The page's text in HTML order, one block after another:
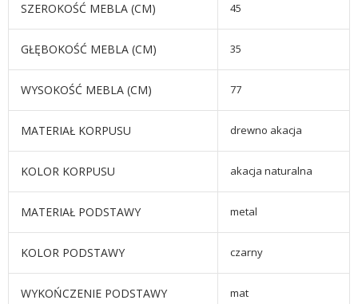
SZEROKOŚĆ MEBLA (CM) 45
GŁĘBOKOŚĆ MEBLA (CM) 35
WYSOKOŚĆ MEBLA (CM) 77
MATERIAŁ KORPUSU drewno akacja
KOLOR KORPUSU akacja naturalna
MATERIAŁ PODSTAWY metal
KOLOR PODSTAWY czarny
WYKOŃCZENIE PODSTAWY mat